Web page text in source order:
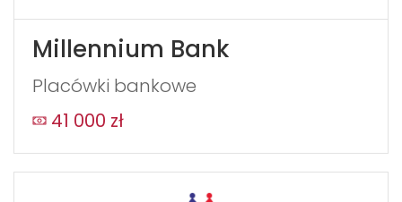
Millennium Bank
Placówki bankowe
41 000 zł